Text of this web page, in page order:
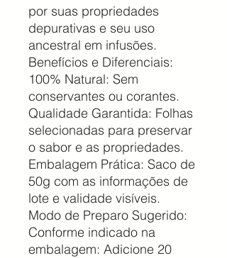
por suas propriedades
depurativas e seu uso
ancestral em infusões.
​Benefícios e Diferenciais:
​100% Natural: Sem
conservantes ou corantes.
​Qualidade Garantida: Folhas
selecionadas para preservar
o sabor e as propriedades.
​Embalagem Prática: Saco de
50g com as informações de
lote e validade visíveis.
​Modo de Preparo Sugerido:
​Conforme indicado na
embalagem: Adicione 20